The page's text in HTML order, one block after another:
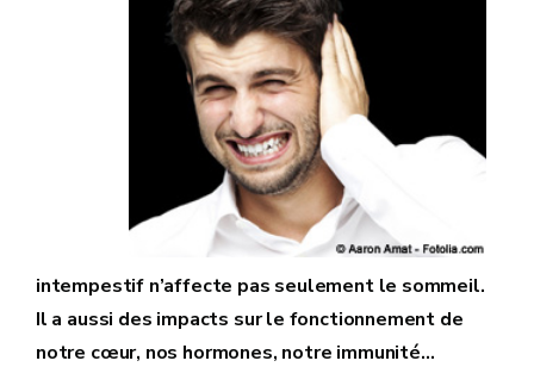
intempestif n’affecte pas seulement le sommeil.
Il a aussi des impacts sur le fonctionnement de
notre cœur, nos hormones, notre immunité…